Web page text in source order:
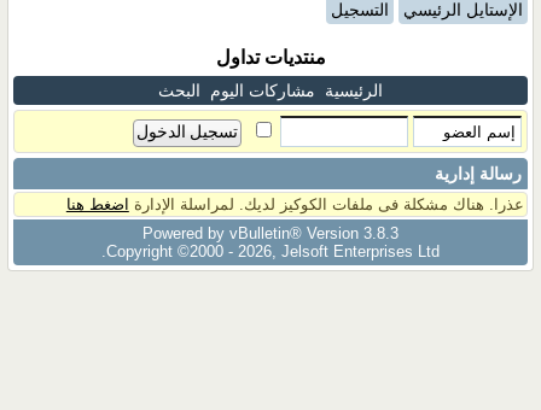
الإستايل الرئيسي التسجيل
منتديات تداول
الرئيسية مشاركات اليوم البحث
رسالة إدارية
عذرا. هناك مشكلة فى ملفات الكوكيز لديك. لمراسلة الإدارة اضغط هنا
Powered by vBulletin® Version 3.8.3
Copyright ©2000 - 2026, Jelsoft Enterprises Ltd.